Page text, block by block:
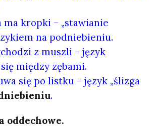
ma kropki – „stawianie
na podniebieniu.
z muszli – język
między zębami.
się po listku – język „ślizga
.
oddechowe.